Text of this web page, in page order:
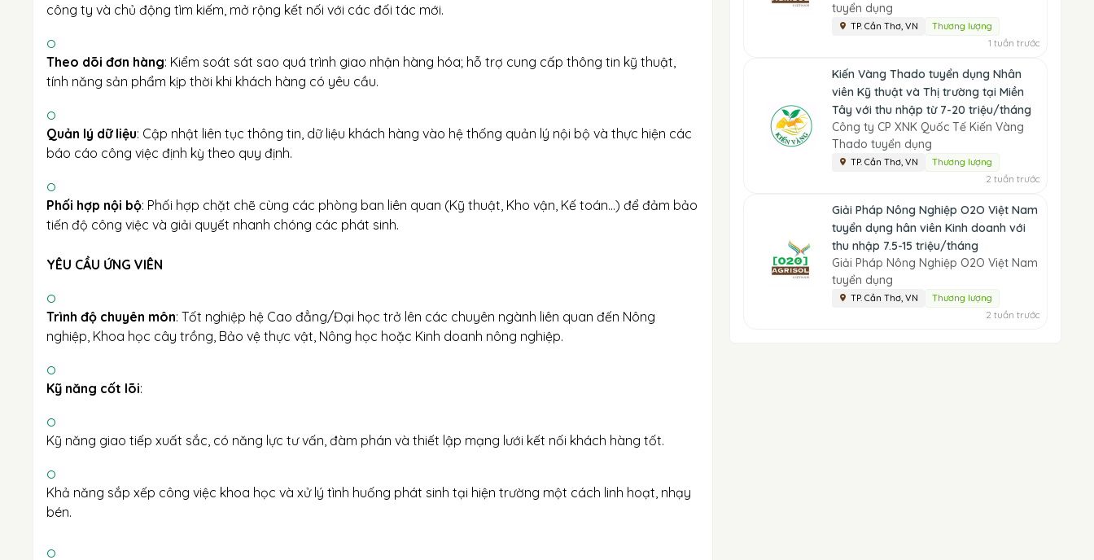
công ty và chủ động tìm kiếm, mở rộng kết nối với các đối tác mới.
Theo dõi đơn hàng: Kiểm soát sát sao quá trình giao nhận hàng hóa; hỗ trợ cung cấp thông tin kỹ thuật,
tính năng sản phẩm kịp thời khi khách hàng có yêu cầu.
Quản lý dữ liệu: Cập nhật liên tục thông tin, dữ liệu khách hàng vào hệ thống quản lý nội bộ và thực hiện các
báo cáo công việc định kỳ theo quy định.
Phối hợp nội bộ: Phối hợp chặt chẽ cùng các phòng ban liên quan (Kỹ thuật, Kho vận, Kế toán...) để đảm bảo
tiến độ công việc và giải quyết nhanh chóng các phát sinh.
YÊU CẦU ỨNG VIÊN
Trình độ chuyên môn: Tốt nghiệp hệ Cao đẳng/Đại học trở lên các chuyên ngành liên quan đến Nông
nghiệp, Khoa học cây trồng, Bảo vệ thực vật, Nông học hoặc Kinh doanh nông nghiệp.
Kỹ năng cốt lõi:
Kỹ năng giao tiếp xuất sắc, có năng lực tư vấn, đàm phán và thiết lập mạng lưới kết nối khách hàng tốt.
Khả năng sắp xếp công việc khoa học và xử lý tình huống phát sinh tại hiện trường một cách linh hoạt, nhạy
bén.
tuyển dụng
TP. Cần Thơ, VN Thương lượng
1 tuần trước
Kiến Vàng Thado tuyển dụng Nhân
viên Kỹ thuật và Thị trường tại Miền
Tây với thu nhập từ 7-20 triệu/tháng
Công ty CP XNK Quốc Tế Kiến Vàng
Thado tuyển dụng
TP. Cần Thơ, VN Thương lượng
2 tuần trước
Giải Pháp Nông Nghiệp O2O Việt Nam
tuyển dụng hân viên Kinh doanh với
thu nhập 7.5-15 triệu/tháng
Giải Pháp Nông Nghiệp O2O Việt Nam
tuyển dụng
TP. Cần Thơ, VN Thương lượng
2 tuần trước